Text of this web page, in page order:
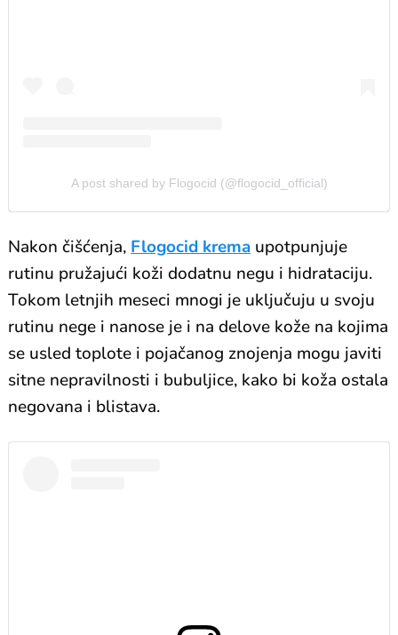
A post shared by Flogocid (@flogocid_official)
Nakon čišćenja, Flogocid krema upotpunjuje
rutinu pružajući koži dodatnu negu i hidrataciju.
Tokom letnjih meseci mnogi je uključuju u svoju
rutinu nege i nanose je i na delove kože na kojima
se usled toplote i pojačanog znojenja mogu javiti
sitne nepravilnosti i bubuljice, kako bi koža ostala
negovana i blistava.